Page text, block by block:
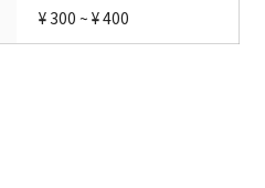
¥ 300 ~ ¥ 400